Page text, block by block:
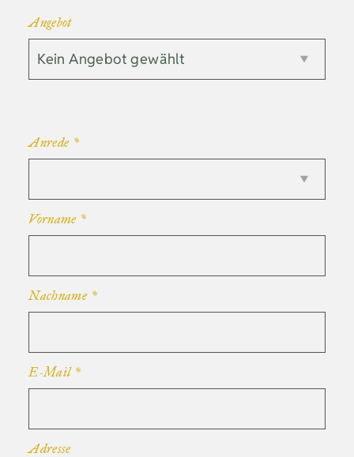
Angebot
Anrede*
Vorname*
Nachname*
E-Mail*
Adresse